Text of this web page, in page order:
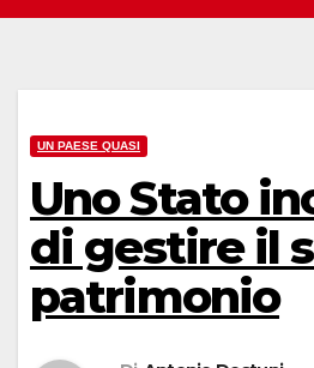
UN PAESE QUASI
Uno Stato
di gestire il
patrimonio